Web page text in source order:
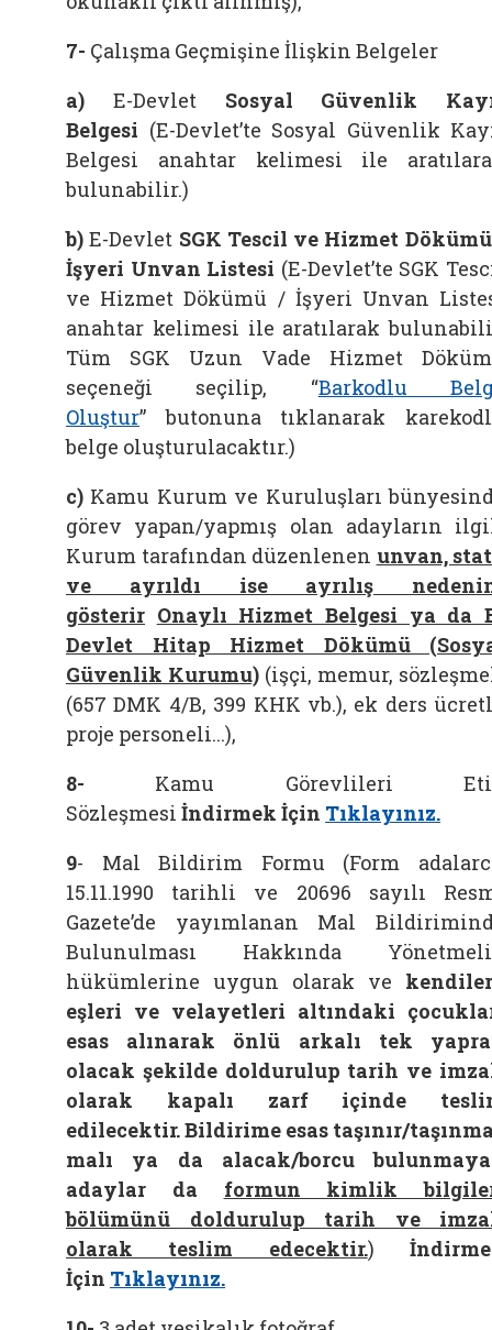
7- Çalışma Geçmişine İlişkin Belgeler
a)
E-Devlet
Sosyal Güvenlik
Belgesi (E-Devlet’te Sosyal Güvenlik
Belgesi anahtar kelimesi ile
bulunabilir.)
b) E-Devlet SGK Tescil ve Hizmet
İşyeri Unvan Listesi (E-Devlet’te SGK
ve Hizmet Dökümü / İşyeri Unvan
anahtar kelimesi ile aratılarak
Tüm SGK Uzun Vade Hizmet
seçeneği seçilip, “Barkodlu
Oluştur”
butonuna tıklanarak
belge oluşturulacaktır.)
c) Kamu Kurum ve Kuruluşları
görev yapan/yapmış olan adayların
Kurum tarafından düzenlenen unvan,
ve ayrıldı ise ayrılış
gösterir Onaylı Hizmet Belgesi ya da
Devlet Hitap Hizmet Dökümü
Güvenlik Kurumu) (işçi, memur,
(657 DMK 4/B, 399 KHK vb.), ek ders
proje personeli...),
8-
Kamu Görevlileri
Sözleşmesi İndirmek İçin Tıklayınız.
9- Mal Bildirim Formu (Form
15.11.1990 tarihli ve 20696 sayılı
Gazete’de yayımlanan Mal
Bulunulması Hakkında
hükümlerine uygun olarak ve
eşleri ve velayetleri altındaki
esas alınarak
önlü arkalı tek
olacak şekilde doldurulup tarih ve
olarak kapalı zarf içinde
edilecektir. Bildirime esas taşınır/
malı ya da alacak/borcu
adaylar da
formun kimlik
bölümünü doldurulup tarih ve
olarak teslim edecektir.)
İçin Tıklayınız.